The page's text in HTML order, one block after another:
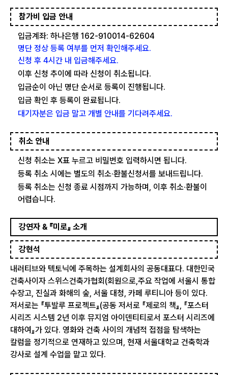
참가비 입금 안내
입금계좌: 하나은행 162-910014-62604
명단 정상 등록 여부를 먼저 확인해주세요.
신청 후 4시간 내 입금해주세요.
이후 신청 추이에 따라 신청이 취소됩니다.
입금순이 아닌 명단 순서로 등록이 진행됩니다.
입금 확인 후 등록이 완료됩니다.
대기자분은 입금 말고 개별 안내를 기다려주세요.
취소 안내
신청 취소는 X표 누르고 비밀번호 입력하시면 됩니다.
등록 취소 시에는 별도의 취소·환불신청서를 보내드립니다.
등록 취소는 신청 종료 시점까지 가능하며, 이후 취소·환불이
어렵습니다.
강연자 & 『미로』 소개
강현석
내러티브와 텍토닉에 주목하는 설계회사의 공동대표다. 대한민국
건축사이자 스위스건축가협회(회원으로,주요 작업에 서울시 통합
수장고, 진실과 화해의 숲, 서울 대청, 카페 루티니아 등이 있다.
저서로는 『투발루 프로젝트』(공동 저서로 『제로의 책』, 『포스터
시리즈 시스템 2년 이후 뮤지엄 아이덴티티로서 포스터 시리즈에
대하여』가 있다. 영화와 건축 사이의 개념적 접점을 탐색하는
칼럼을 정기적으로 연재하고 있으며, 현재 서울대학교 건축학과
강사로 설계 수업을 맡고 있다.